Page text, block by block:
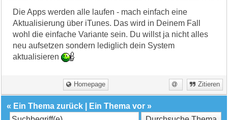
Die Apps werden alle laufen - mach einfach eine
Aktualisierung über iTunes. Das wird in Deinem Fall
wohl die einfache Variante sein. Du willst ja nicht alles
neu aufsetzen sondern lediglich dein System
aktualisieren
Homepage Zitieren
« Ein Thema zurück Ein Thema vor »